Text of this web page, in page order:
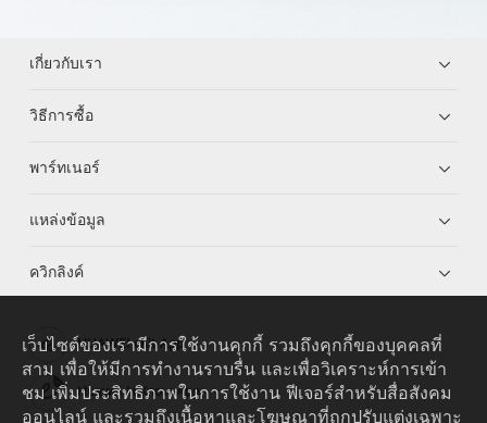
เกี่ยวกับเรา
วิธีการซื้อ
พาร์ทเนอร์
แหล่งข้อมูล
ควิกลิงค์
HUAWEI eKit App
Huawei HiKnow App
เว็บไซต์ของเรามีการใช้งานคุกกี้ รวมถึงคุกกี้ของบุคคลที่
สาม เพื่อให้มีการทำงานราบรื่น และเพื่อวิเคราะห์การเข้า
ชม เพิ่มประสิทธิภาพในการใช้งาน ฟีเจอร์สำหรับสื่อสังคม
ออนไลน์ และรวมถึงเนื้อหาและโฆษณาที่ถูกปรับแต่งเฉพาะ